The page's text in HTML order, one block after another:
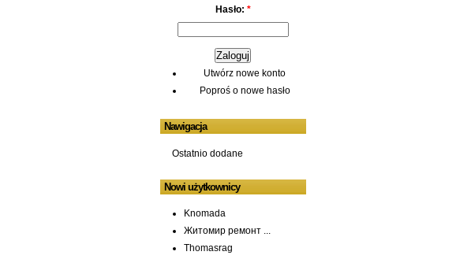
Hasło: *
Utwórz nowe konto
Poproś o nowe hasło
Nawigacja
Ostatnio dodane
Nowi użytkownicy
Knomada
Житомир ремонт ...
Thomasrag